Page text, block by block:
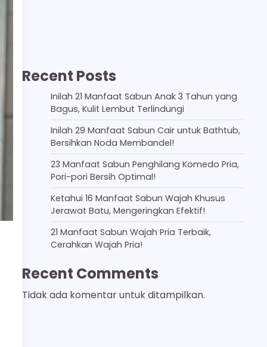
Recent Posts
Inilah 21 Manfaat Sabun Anak 3 Tahun yang
Bagus, Kulit Lembut Terlindungi
Inilah 29 Manfaat Sabun Cair untuk Bathtub,
Bersihkan Noda Membandel!
23 Manfaat Sabun Penghilang Komedo Pria,
Pori-pori Bersih Optimal!
Ketahui 16 Manfaat Sabun Wajah Khusus
Jerawat Batu, Mengeringkan Efektif!
21 Manfaat Sabun Wajah Pria Terbaik,
Cerahkan Wajah Pria!
Recent Comments
Tidak ada komentar untuk ditampilkan.